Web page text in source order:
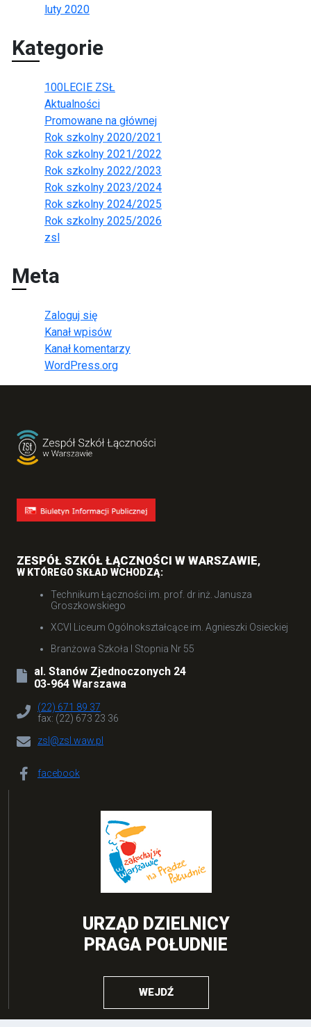
luty 2020
Kategorie
100LECIE ZSŁ
Aktualności
Promowane na głównej
Rok szkolny 2020/2021
Rok szkolny 2021/2022
Rok szkolny 2022/2023
Rok szkolny 2023/2024
Rok szkolny 2024/2025
Rok szkolny 2025/2026
zsl
Meta
Zaloguj się
Kanał wpisów
Kanał komentarzy
WordPress.org
ZESPÓŁ SZKÓŁ ŁĄCZNOŚCI W WARSZAWIE,
W KTÓREGO SKŁAD WCHODZĄ:
Technikum Łączności im. prof. dr inż. Janusza
Groszkowskiego
XCVI Liceum Ogólnokształcące im. Agnieszki Osieckiej
Branżowa Szkoła I Stopnia Nr 55
al. Stanów Zjednoczonych 24
03-964 Warszawa
(22) 671 89 37
fax: (22) 673 23 36
zsl@zsl.waw.pl
facebook
URZĄD DZIELNICY
PRAGA POŁUDNIE
WEJDŹ